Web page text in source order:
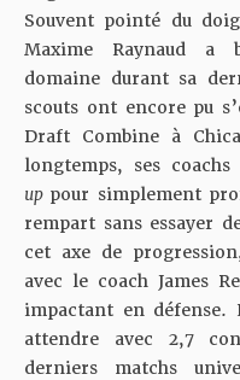
Souvent pointé du
Maxime Raynaud a
domaine durant sa
scouts ont encore pu
Draft Combine à
longtemps, ses
up pour simplement
rempart sans essayer
cet axe de
avec le coach James
impactant en
attendre avec 2,7
derniers matchs